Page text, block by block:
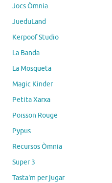
Jocs Òmnia
JueduLand
Kerpoof Studio
La Banda
La Mosqueta
Magic Kinder
Petita Xarxa
Poisson Rouge
Pypus
Recursos Òmnia
Super 3
Tasta'm per jugar